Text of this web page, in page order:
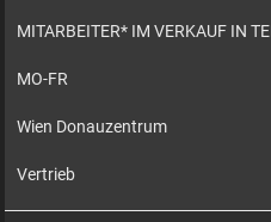
MITARBEITER* IM VERKAUF IN
MO-FR
Wien Donauzentrum
Vertrieb